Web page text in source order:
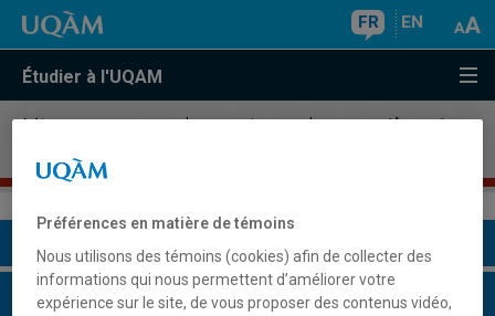
FR EN
Étudier à l'UQAM
Microprogramme de premier cycle engestion et
environnement
Conditions d'admission
Préférences en matière de témoins
Nous utilisons des témoins (cookies) afin de collecter des
informations qui nous permettent d’améliorer votre
expérience sur le site, de vous proposer des contenus vidéo,